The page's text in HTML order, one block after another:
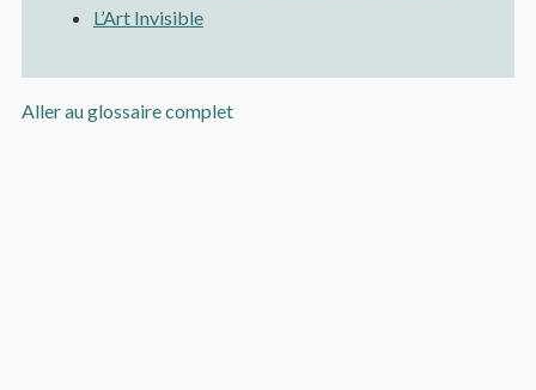
L’Art Invisible
Aller au glossaire complet